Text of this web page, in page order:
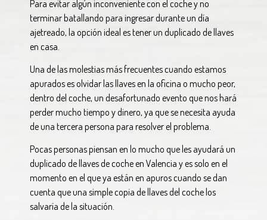
Para evitar algún inconveniente con el coche y no
terminar batallando para ingresar durante un día
ajetreado, la opción ideal es tener un duplicado de llaves
en casa.
Una de las molestias más frecuentes cuando estamos
apurados es olvidar las llaves en la oficina o mucho peor,
dentro del coche, un desafortunado evento que nos hará
perder mucho tiempo y dinero, ya que se necesita ayuda
de una tercera persona para resolver el problema.
Pocas personas piensan en lo mucho que les ayudará un
duplicado de llaves de coche en Valencia y es solo en el
momento en el que ya están en apuros cuando se dan
cuenta que una simple copia de llaves del coche los
salvaría de la situación.